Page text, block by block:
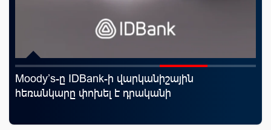
Moody’s-ը IDBank-ի վարկանիշային
հեռանկարը փոխել է դրականի